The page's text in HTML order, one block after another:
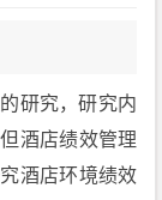
研究，研究内
酒店绩效管理
酒店环境绩效